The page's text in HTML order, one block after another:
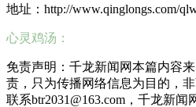
地址：http://www.qinglongs.com/
心灵鸡汤：
免责声明：千龙新闻网本篇内容
责，只为传播网络信息为目的，
联系btr2031@163.com，千龙新闻